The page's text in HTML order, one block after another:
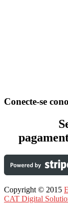
Conecte-se
Copyright © 2015
CAT Digital